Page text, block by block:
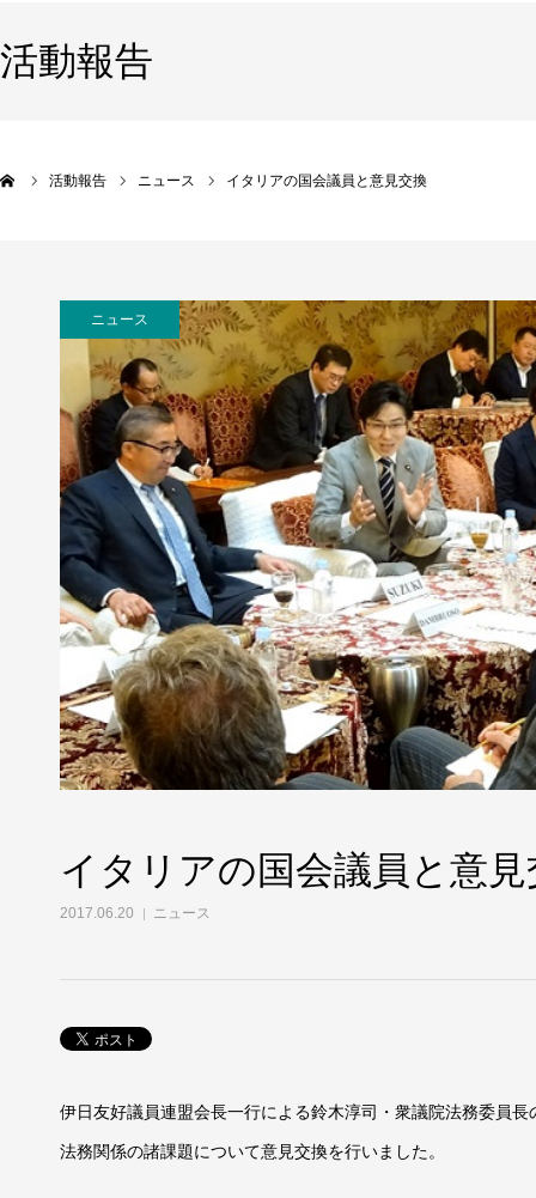
活動報告
活動報告 ニュース イタリアの国会議員と意見交換
ニュース
イタリアの国会議員と意見
2017.06.20 ニュース
伊日友好議員連盟会長一行による鈴木淳司・衆議院法務委員長
法務関係の諸課題について意見交換を行いました。